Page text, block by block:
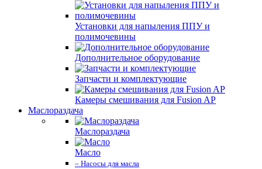
Установки для напыления ППУ и
полимочевины
Дополнительное оборудование
Запчасти и комплектующие
Камеры смешивания для Fusion AP
Маслораздача
Маслораздача
Масло
– Насосы для масла